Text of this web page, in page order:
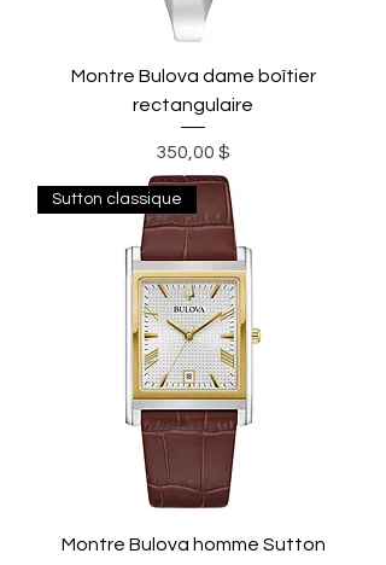
Montre Bulova dame boîtier
rectangulaire
Prix
350,00 $
Sutton classique
Montre Bulova homme Sutton